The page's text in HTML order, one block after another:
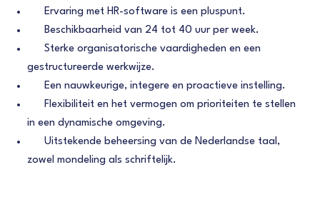
Ervaring met HR-software is een pluspunt.
Beschikbaarheid van 24 tot 40 uur per week.
Sterke organisatorische vaardigheden en een
gestructureerde werkwijze.
Een nauwkeurige, integere en proactieve instelling.
Flexibiliteit en het vermogen om prioriteiten te stellen
in een dynamische omgeving.
Uitstekende beheersing van de Nederlandse taal,
zowel mondeling als schriftelijk.